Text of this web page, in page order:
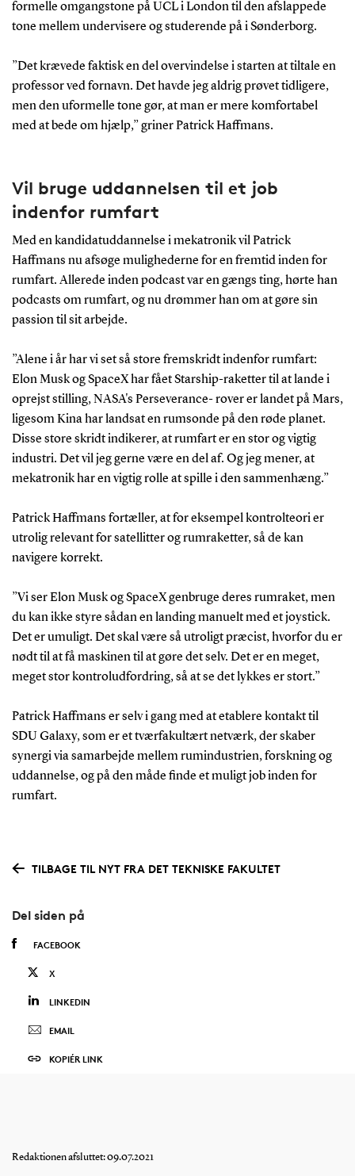
formelle omgangstone på UCL i London til den afslappede
tone mellem undervisere og studerende på i Sønderborg.
”Det krævede faktisk en del overvindelse i starten at tiltale en
professor ved fornavn. Det havde jeg aldrig prøvet tidligere,
men den uformelle tone gør, at man er mere komfortabel
med at bede om hjælp,” griner Patrick Haffmans.
Vil bruge uddannelsen til et job
indenfor rumfart
Med en kandidatuddannelse i mekatronik vil Patrick
Haffmans nu afsøge mulighederne for en fremtid inden for
rumfart. Allerede inden podcast var en gængs ting, hørte han
podcasts om rumfart, og nu drømmer han om at gøre sin
passion til sit arbejde.
”Alene i år har vi set så store fremskridt indenfor rumfart:
Elon Musk og SpaceX har fået Starship-raketter til at lande i
oprejst stilling, NASA's Perseverance- rover er landet på Mars,
ligesom Kina har landsat en rumsonde på den røde planet.
Disse store skridt indikerer, at rumfart er en stor og vigtig
industri. Det vil jeg gerne være en del af. Og jeg mener, at
mekatronik har en vigtig rolle at spille i den sammenhæng.”
Patrick Haffmans fortæller, at for eksempel kontrolteori er
utrolig relevant for satellitter og rumraketter, så de kan
navigere korrekt.
”Vi ser Elon Musk og SpaceX genbruge deres rumraket, men
du kan ikke styre sådan en landing manuelt med et joystick.
Det er umuligt. Det skal være så utroligt præcist, hvorfor du er
nødt til at få maskinen til at gøre det selv. Det er en meget,
meget stor kontroludfordring, så at se det lykkes er stort.”
Patrick Haffmans er selv i gang med at etablere kontakt til
SDU Galaxy, som er et tværfakultært netværk, der skaber
synergi via samarbejde mellem rumindustrien, forskning og
uddannelse, og på den måde finde et muligt job inden for
rumfart.
TILBAGE TIL NYT FRA DET TEKNISKE FAKULTET
Del siden på
FACEBOOK
X
LINKEDIN
EMAIL
KOPIÉR LINK
Redaktionen afsluttet: 09.07.2021